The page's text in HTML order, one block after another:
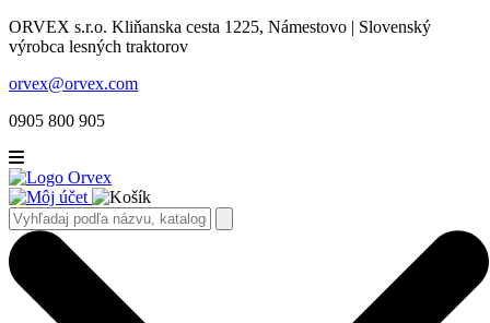
ORVEX s.r.o. Kliňanska cesta 1225, Námestovo | Slovenský
výrobca lesných traktorov
orvex@orvex.com
0905 800 905